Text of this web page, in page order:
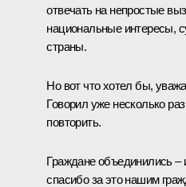
отвечать на непростые
национальные интересы,
страны.
Но вот что хотел бы,
Говорил уже несколько
повторить.
Граждане объединились –
спасибо за это нашим